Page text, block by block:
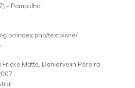
- Pampulha
index.php/textolivre/
Fricke Matte, Daniervelin Pereira